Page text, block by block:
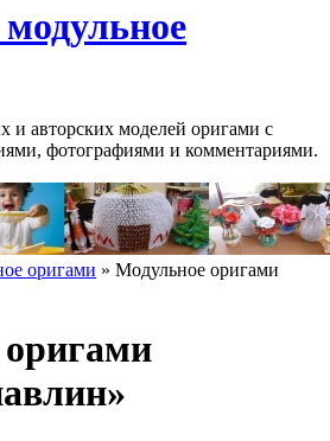
и авторских моделей оригами с
фотографиями и комментариями.
оригами » Модульное оригами